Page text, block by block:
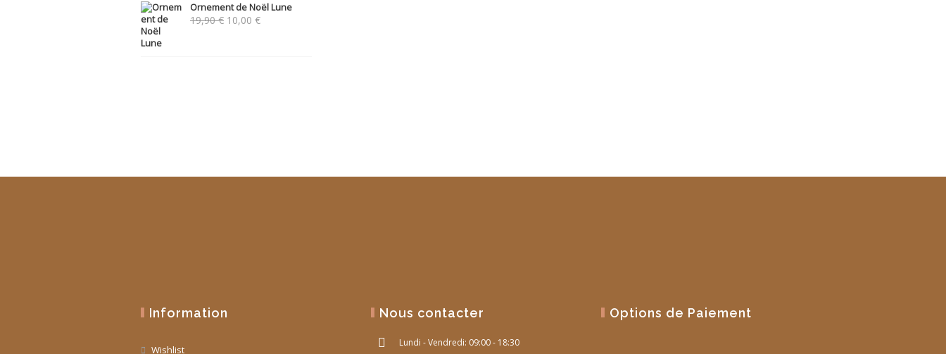
Ornement de Noël Lune
19,90€ Le
10,00 €Le
Information
Wishlist
Nous contacter
Lundi - Vendredi: 09:00 - 18:30
Options de Paiement